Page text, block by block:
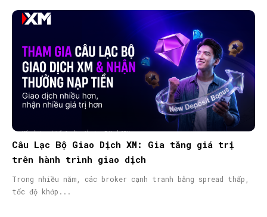
Câu Lạc Bộ Giao Dịch XM: Gia tăng giá trị
trên hành trình giao dịch
Trong nhiều năm, các broker cạnh tranh bằng spread thấp,
tốc độ khớp...